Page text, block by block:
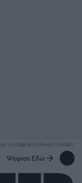
οι επόμενες εθνικές εκλογές;
Ψήφισε Εδώ